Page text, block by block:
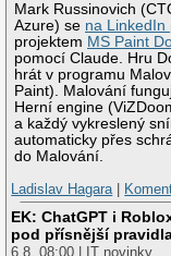
Mark Russinovich
Azure) se na LinkedIn
projektem MS Paint
pomocí Claude. Hru
hrát v programu
Paint). Malování
Herní engine
a každý vykreslený
automaticky přes
do Malování.
Ladislav Hagara
EK: ChatGPT i
pod přísnější
6.8. 08:00 | IT novinky